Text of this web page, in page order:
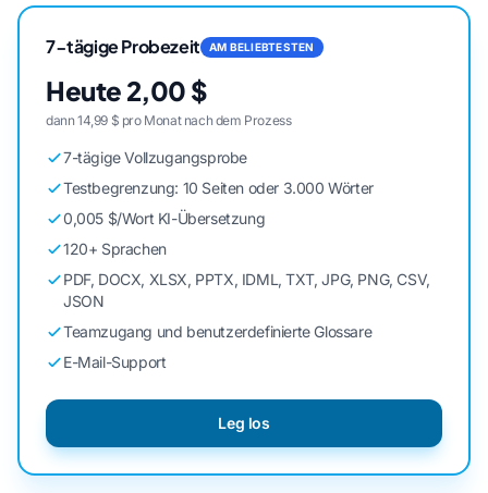
7-tägige Probezeit AM BELIEBTESTEN
Heute 2,00 $
dann 14,99 $ pro Monat nach dem Prozess
7-tägige Vollzugangsprobe
Testbegrenzung: 10 Seiten oder 3.000 Wörter
0,005 $/Wort KI-Übersetzung
120+ Sprachen
PDF, DOCX, XLSX, PPTX, IDML, TXT, JPG, PNG, CSV,
JSON
Teamzugang und benutzerdefinierte Glossare
E-Mail-Support
Leg los